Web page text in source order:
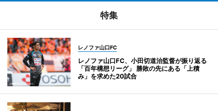
特集
レノファ山口FC
レノファ山口FC、小田切道治監督が振り返る
「百年構想リーグ」 勝敗の先にある「上積
み」を求めた20試合